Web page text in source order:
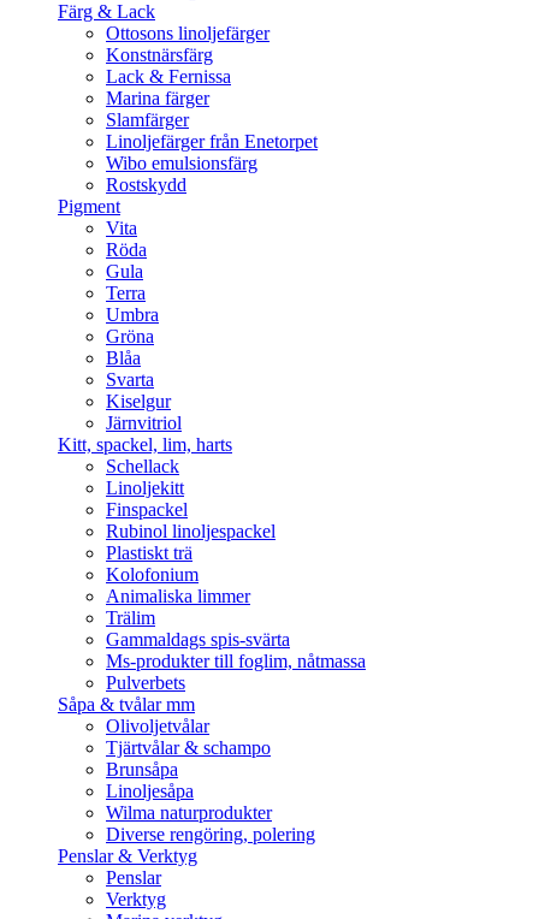
Färg & Lack
Ottosons linoljefärger
Konstnärsfärg
Lack & Fernissa
Marina färger
Slamfärger
Linoljefärger från Enetorpet
Wibo emulsionsfärg
Rostskydd
Pigment
Vita
Röda
Gula
Terra
Umbra
Gröna
Blåa
Svarta
Kiselgur
Järnvitriol
Kitt, spackel, lim, harts
Schellack
Linoljekitt
Finspackel
Rubinol linoljespackel
Plastiskt trä
Kolofonium
Animaliska limmer
Trälim
Gammaldags spis-svärta
Ms-produkter till foglim, nåtmassa
Pulverbets
Såpa & tvålar mm
Olivoljetvålar
Tjärtvålar & schampo
Brunsåpa
Linoljesåpa
Wilma naturprodukter
Diverse rengöring, polering
Penslar & Verktyg
Penslar
Verktyg